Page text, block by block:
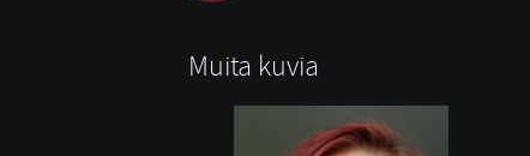
Muita kuvia